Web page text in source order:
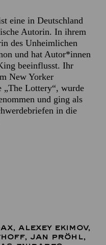
eine in Deutschland
Autorin. In ihrem
des Unheimlichen
und hat Autor*innen
beeinflusst. Ihr
New Yorker
„The Lottery“, wurde
und ging als
in die
,ALEXEY EKIMOV,
, JAN PRÖHL,